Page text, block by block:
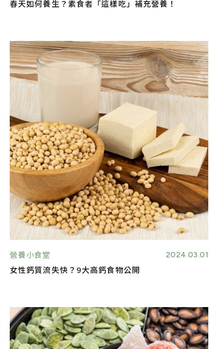
春天如何養生？素食者「這樣吃」補充營養！
營養小食堂
2024.03.01
女性鈣質流失快？9大高鈣食物公開